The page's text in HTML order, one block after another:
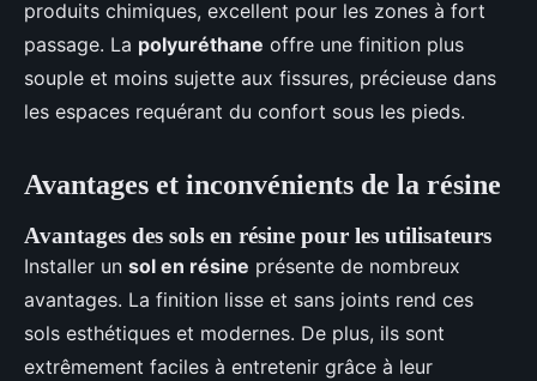
produits chimiques, excellent pour les zones à fort
passage. La polyuréthane offre une finition plus
souple et moins sujette aux fissures, précieuse dans
les espaces requérant du confort sous les pieds.
Avantages et inconvénients de la résine
Avantages des sols en résine pour les utilisateurs
Installer un sol en résine présente de nombreux
avantages. La finition lisse et sans joints rend ces
sols esthétiques et modernes. De plus, ils sont
extrêmement faciles à entretenir grâce à leur